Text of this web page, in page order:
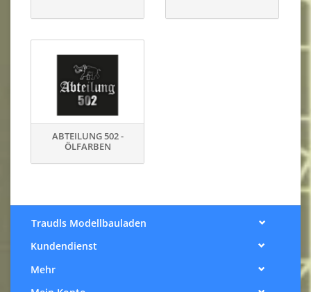
ABTEILUNG 502 -
ÖLFARBEN
Traudls Modellbauladen
Kundendienst
Mehr